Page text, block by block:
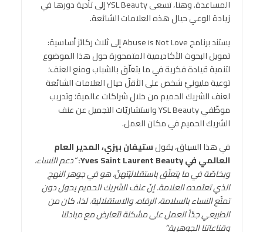
المساعدة. وهنا، تسعى YSL Beauty إلى تأدية دورها في
زيادة الوعي حيال هذه العلامات الشائعة.
يستند برنامج Abuse is Not Love إلى ثلاث ركائز أساسية:
تمويل البحوث الأكاديمية المتمحورة حول هذا الموضوع
لتنمية قيادة فكرية في ما يتعلّق بالشباب ومنع العنف؛
توعية مليونيْ شخص على الأقلّ حيال العلامات الشائعة
لعنف الشريك الحميم من خلال شراكات عالمية؛ وتدريب
موظّفي YSL Beauty واستشاريّات التجميل عن عنف
الشريك الحميم في مكان العمل.
في هذا السياق، يقولستيفان بيزي، المدير العام
العالمي فيYves Saint Laurent Beauty
:“دعم النساء،
وبخاصّة في ما يتعلّق باستقلاليّتهنّ، هو في جوهر النهج
الذي تعتمده العلامة. إنّ عنف الشريك الحميم يحول دون
تمتّع النساء بالسلامة، الرفاه، والاستقلالية. لذا، كان من
الطبيعي جدّاً العمل على مشكلة تتعارض مع مبادئنا
وقناعاتنا الجوهرية.”